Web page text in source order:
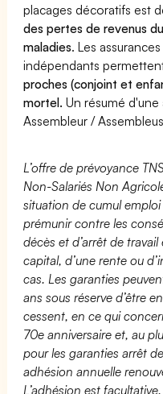
placages décoratifs est
des pertes de revenus
maladies. Les
indépendants
proches (conjoint et
mortel. Un résumé
Assembleur /
L’offre de prévoyance
Non-Salariés Non
situation de cumul
prémunir contre les
décès et d’arrêt de
capital, d’une rente ou
cas. Les garanties
ans sous réserve d’être
cessent, en ce qui
70e anniversaire et, au
pour les garanties arrêt
adhésion annuelle
L’adhésion est